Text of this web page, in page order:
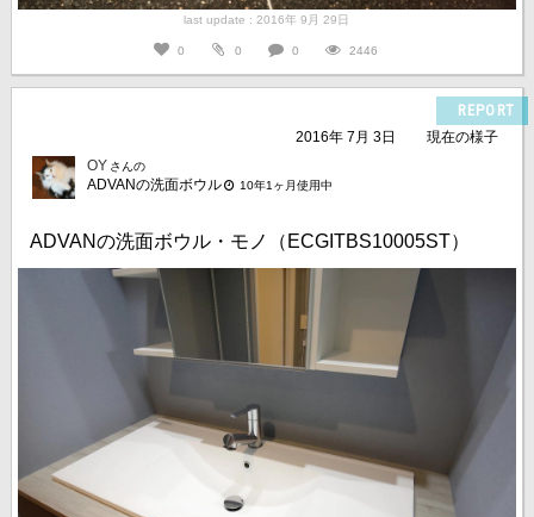
last update : 2016年 9月 29日
0 0 0 2446
REPORT
2016年 7月 3日
現在の様子
OY さんの
ADVANの洗面ボウル 10年1ヶ月使用中
ADVANの洗面ボウル・モノ（ECGITBS10005ST）